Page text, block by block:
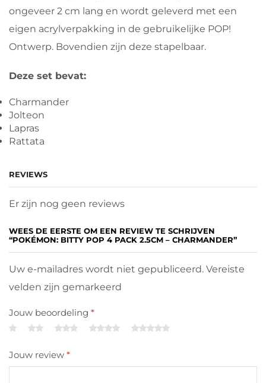
ongeveer 2 cm lang en wordt geleverd met een
eigen acrylverpakking in de gebruikelijke POP!
Ontwerp. Bovendien zijn deze stapelbaar.
Deze set bevat:
Charmander
Jolteon
Lapras
Rattata
REVIEWS
Er zijn nog geen reviews
WEES DE EERSTE OM EEN REVIEW TE SCHRIJVEN
“POKÉMON: BITTY POP 4 PACK 2.5CM – CHARMANDER”
Uw e-mailadres wordt niet gepubliceerd. Vereiste
velden zijn gemarkeerd
Jouw beoordeling *
Jouw review *